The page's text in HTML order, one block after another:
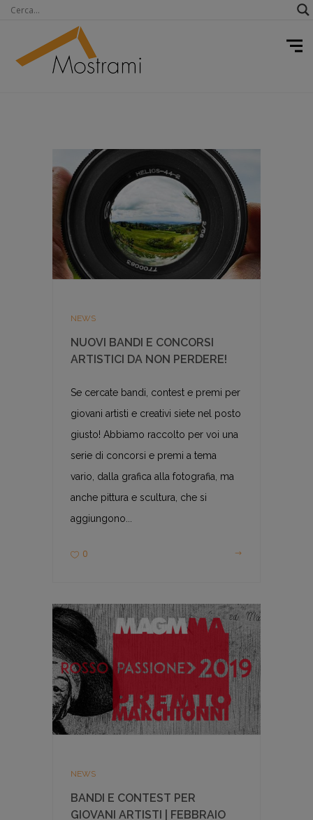
NEWS
NUOVI BANDI E CONCORSI
ARTISTICI DA NON PERDERE!
Se cercate bandi, contest e premi per
giovani artisti e creativi siete nel posto
giusto! Abbiamo raccolto per voi una
serie di concorsi e premi a tema
vario, dalla grafica alla fotografia, ma
anche pittura e scultura, che si
aggiungono...
0
NEWS
BANDI E CONTEST PER
GIOVANI ARTISTI | FEBBRAIO